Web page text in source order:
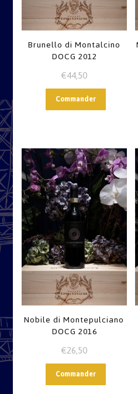
Brunello di Montalcino
DOCG 2012
€44,50
Commander
Nobile di Montepulciano
DOCG 2016
€26,50
Commander